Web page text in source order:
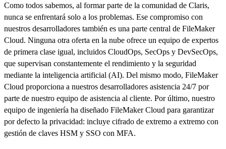
Como todos sabemos, al formar parte de la comunidad de Claris,
nunca se enfrentará solo a los problemas. Ese compromiso con
nuestros desarrolladores también es una parte central de FileMaker
Cloud. Ninguna otra oferta en la nube ofrece un equipo de expertos
de primera clase igual, incluidos CloudOps, SecOps y DevSecOps,
que supervisan constantemente el rendimiento y la seguridad
mediante la inteligencia artificial (AI). Del mismo modo, FileMaker
Cloud proporciona a nuestros desarrolladores asistencia 24/7 por
parte de nuestro equipo de asistencia al cliente. Por último, nuestro
equipo de ingeniería ha diseñado FileMaker Cloud para garantizar
por defecto la privacidad: incluye cifrado de extremo a extremo con
gestión de claves HSM y SSO con MFA.